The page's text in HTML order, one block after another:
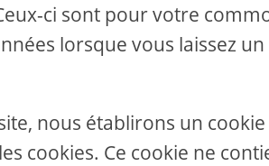
ci sont pour votre
lorsque vous laissez un
nous établirons un cookie
cookies. Ce cookie ne